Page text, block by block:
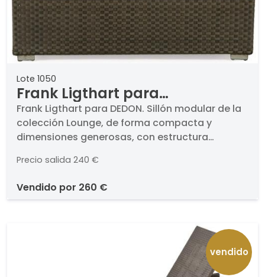
Lote 1050
Frank Ligthart para
DEDONSillón modular de la
colección Lounge, de forma
compacta y dimensiones
generosas, con estructura
Frank Ligthart para DEDON. Sillón modular de la
colección Lounge, de forma compacta y
dimensiones generosas, con estructura
cm..
Precio salida 240 €
vendido por 260 €
vendido